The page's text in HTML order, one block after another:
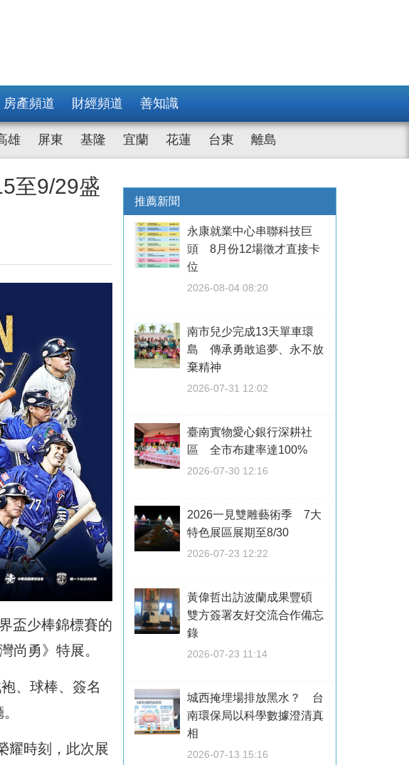
房產頻道 財經頻道 善知識
雄 屏東 基隆 宜蘭 花蓮 台東 離島
至9/29盛
盃少棒錦標賽的
尚勇》特展。
、球棒、簽名
耀時刻，此次展
推薦新聞
永康就業中心串聯科技巨
頭 8月份12場徵才直接卡
位
2026-08-04 08:20
南市兒少完成13天單車環
島 傳承勇敢追夢、永不放
棄精神
2026-07-31 12:02
臺南實物愛心銀行深耕社
區 全市布建率達100%
2026-07-30 12:16
2026一見雙雕藝術季 7大
特色展區展期至8/30
2026-07-23 12:22
黃偉哲出訪波蘭成果豐碩
雙方簽署友好交流合作備忘
錄
2026-07-23 11:14
城西掩埋場排放黑水？ 台
南環保局以科學數據澄清真
相
2026-07-13 15:16